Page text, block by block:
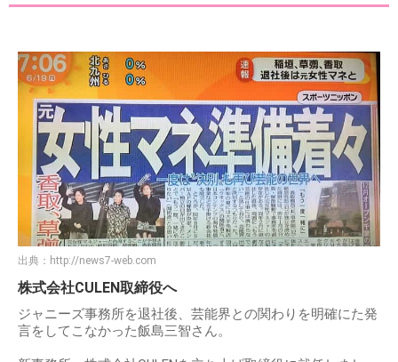
出典： http://news7-web.com
株式会社CULEN取締役へ
ジャニーズ事務所を退社後、芸能界との関わりを明確にた発
言をしてこなかった飯島三智さん。